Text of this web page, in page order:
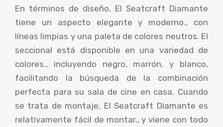
En términos de diseño, El Seatcraft Diamante
tiene un aspecto elegante y moderno., con
líneas limpias y una paleta de colores neutros. El
seccional está disponible en una variedad de
colores., incluyendo negro, marrón, y blanco,
facilitando la búsqueda de la combinación
perfecta para su sala de cine en casa. Cuando
se trata de montaje, El Seatcraft Diamante es
relativamente fácil de montar., y viene con todo